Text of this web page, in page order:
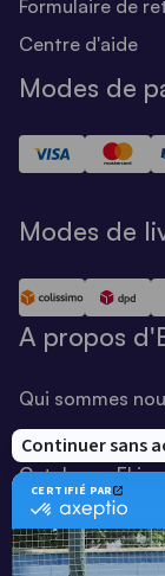
Formulaire de
Centre d'aide
Modes de
Modes de
A propos
Qui sommes
Notre savoir-
Catalogue
Catalogue
Blog